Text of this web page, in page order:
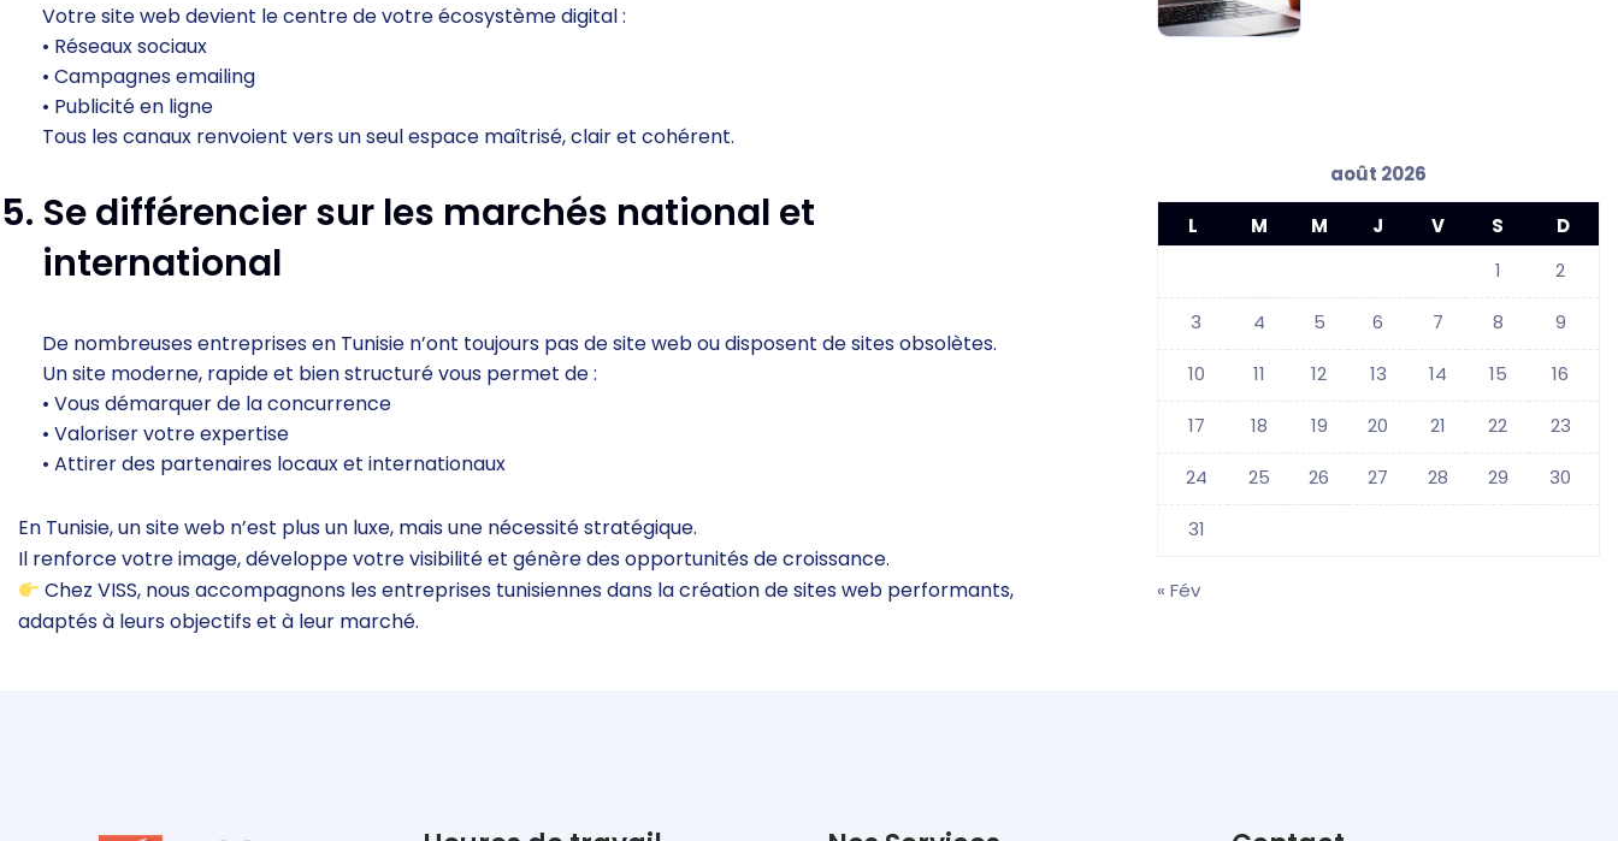
Votre site web devient le centre de votre écosystème digital :
• Réseaux sociaux
• Campagnes emailing
• Publicité en ligne
Tous les canaux renvoient vers un seul espace maîtrisé, clair et cohérent.
Se différencier sur les marchés national et
international
De nombreuses entreprises en Tunisie n’ont toujours pas de site web ou disposent de sites obsolètes.
Un site moderne, rapide et bien structuré vous permet de :
• Vous démarquer de la concurrence
• Valoriser votre expertise
• Attirer des partenaires locaux et internationaux
En Tunisie, un site web n’est plus un luxe, mais une nécessité stratégique.
Il renforce votre image, développe votre visibilité et génère des opportunités de croissance.
Chez VISS, nous accompagnons les entreprises tunisiennes dans la création de sites web performants,
adaptés à leurs objectifs et à leur marché.
août 2026
L M M J V S
D
1
2
3 4 5 6 7 8 9
10 11 12 13 14 15 16
17 18 19 20 21 22 23
24 25 26 27 28 29 30
31
« Fév